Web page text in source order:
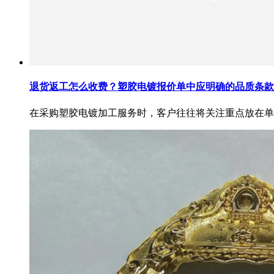
退货返工怎么收费？塑胶电镀报价单中应明确的品质条款
在采购塑胶电镀加工服务时，客户往往将关注重点放在